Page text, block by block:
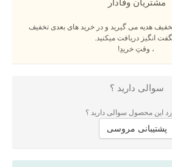
مشتریان وفادار
هدیه می گیرید و در خرید های بعدی تخفیف
انگیز دریافت میکنید.
، وقتِ خریدِ!
سوالی دارید ؟
این محصول سوالی دارید ؟
پشتیبانی مروسی